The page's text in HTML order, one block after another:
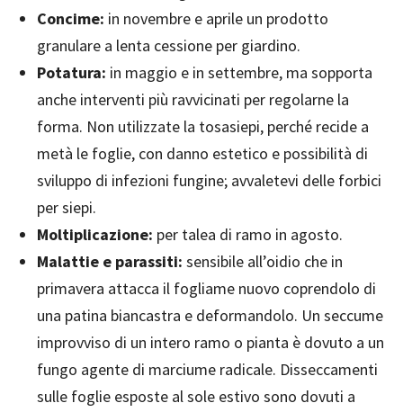
Concime: in novembre e aprile un prodotto
granulare a lenta cessione per giardino.
Potatura: in maggio e in settembre, ma sopporta
anche interventi più ravvicinati per regolarne la
forma. Non utilizzate la tosasiepi, perché recide a
metà le foglie, con danno estetico e possibilità di
sviluppo di infezioni fungine; avvaletevi delle forbici
per siepi.
Moltiplicazione: per talea di ramo in agosto.
Malattie e parassiti: sensibile all’oidio che in
primavera attacca il fogliame nuovo coprendolo di
una patina biancastra e deformandolo. Un seccume
improvviso di un intero ramo o pianta è dovuto a un
fungo agente di marciume radicale. Disseccamenti
sulle foglie esposte al sole estivo sono dovuti a